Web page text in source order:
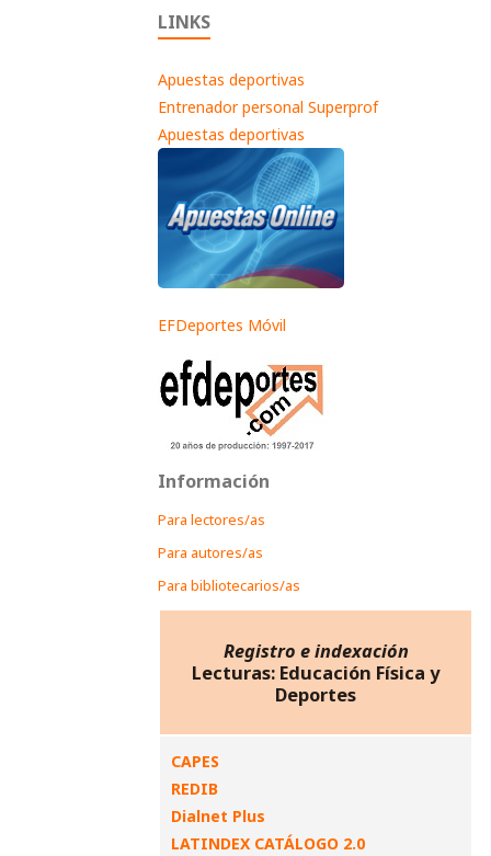
LINKS
Apuestas deportivas
Entrenador personal Superprof
Apuestas deportivas
EFDeportes Móvil
Información
Para lectores/as
Para autores/as
Para bibliotecarios/as
Registro e indexación
Lecturas: Educación Física y
Deportes
CAPES
REDIB
Dialnet Plus
LATINDEX CATÁLOGO 2.0